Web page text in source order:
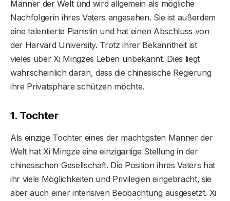
Männer der Welt und wird allgemein als mögliche
Nachfolgerin ihres Vaters angesehen. Sie ist außerdem
eine talentierte Pianistin und hat einen Abschluss von
der Harvard University. Trotz ihrer Bekanntheit ist
vieles über Xi Mingzes Leben unbekannt. Dies liegt
wahrscheinlich daran, dass die chinesische Regierung
ihre Privatsphäre schützen möchte.
1. Tochter
Als einzige Tochter eines der mächtigsten Männer der
Welt hat Xi Mingze eine einzigartige Stellung in der
chinesischen Gesellschaft. Die Position ihres Vaters hat
ihr viele Möglichkeiten und Privilegien eingebracht, sie
aber auch einer intensiven Beobachtung ausgesetzt. Xi